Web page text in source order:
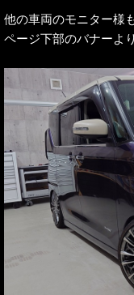
他の車両のモニター様
ページ下部のバナーよ